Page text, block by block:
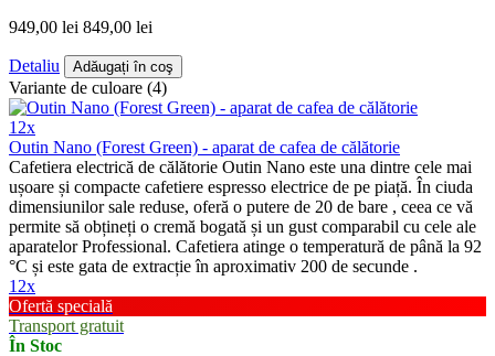
949,00 lei 849,00 lei
Detaliu Adăugați în coş
Variante de culoare (4)
12x
Outin Nano (Forest Green) - aparat de cafea de călătorie
Cafetiera electrică de călătorie Outin Nano este una dintre cele mai
ușoare și compacte cafetiere espresso electrice de pe piață. În ciuda
dimensiunilor sale reduse, oferă o putere de 20 de bare , ceea ce vă
permite să obțineți o cremă bogată și un gust comparabil cu cele ale
aparatelor Professional. Cafetiera atinge o temperatură de până la 92
°C și este gata de extracție în aproximativ 200 de secunde .
12x
Ofertă specială
Transport gratuit
În Stoc